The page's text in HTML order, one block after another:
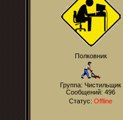
Полковник
Группа: Чистильщик
Сообщений: 496
Статус: Offline